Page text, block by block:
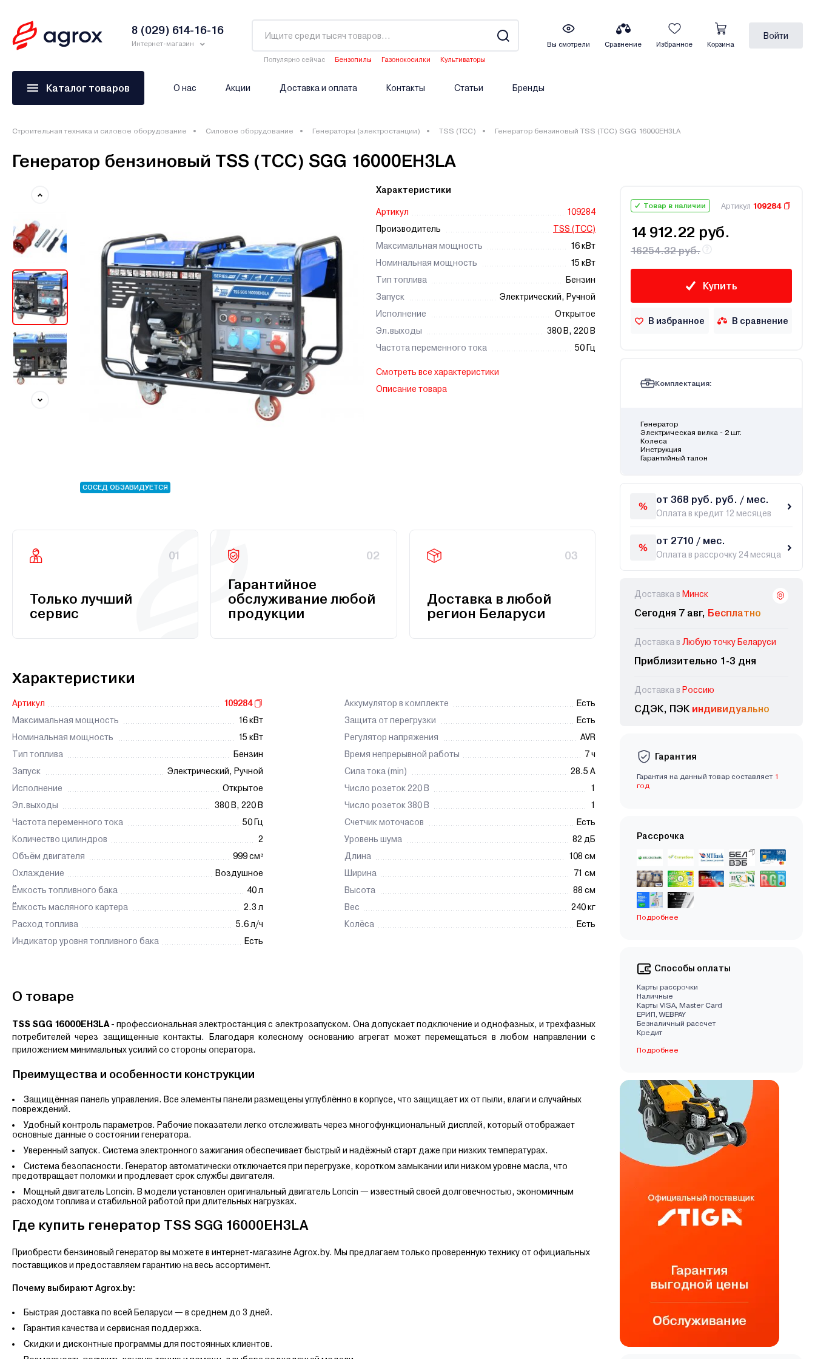
8 (029) 614-16-16
Интернет-магазин
Популярно сейчас Бензопилы Газонокосилки
Культиваторы
Вы смотрели Сравнение Избранное Корзина
Войти
Каталог товаров О нас Акции Доставка и оплата Контакты Статьи Бренды
Строительная техника и силовое оборудование Силовое оборудование Генераторы (электростанции) TSS (ТСС) Генератор бензиновый TSS (TCC) SGG 16000EH3LA
Генератор бензиновый TSS (TCC) SGG 16000EH3LA
СОСЕД ОБЗАВИДУЕТСЯ
Характеристики
Артикул
109284
Производитель
TSS (ТСС)
Максимальная мощность
16 кВт
Номинальная мощность
15 кВт
Тип топлива
Бензин
Запуск
Электрический, Ручной
Исполнение
Открытое
Эл.выходы
380 В, 220 В
Частота переменного тока
50 Гц
Смотреть все характеристики
Описание товара
01
Только лучший
сервис
02
Гарантийное
обслуживание любой
продукции
03
Доставка в любой
регион Беларуси
Характеристики
Артикул
109284
Максимальная мощность
16 кВт
Номинальная мощность
15 кВт
Тип топлива
Бензин
Запуск
Электрический, Ручной
Исполнение
Открытое
Эл.выходы
380 В, 220 В
Частота переменного тока
50 Гц
Количество цилиндров
2
Объём двигателя
999 см³
Охлаждение
Воздушное
Ёмкость топливного бака
40 л
Ёмкость масляного картера
2.3 л
Расход топлива
5.6 л/ч
Индикатор уровня топливного бака
Есть
Аккумулятор в комплекте
Есть
Защита от перегрузки
Есть
Регулятор напряжения
AVR
Время непрерывной работы
7 ч
Сила тока (min)
28.5 А
Число розеток 220 В
1
Число розеток 380 В
1
Счетчик моточасов
Есть
Уровень шума
82 дБ
Длина
108 см
Ширина
71 см
Высота
88 см
Вес
240 кг
Колёса
Есть
О товаре
TSS SGG 16000EH3LA - профессиональная электростанция с электрозапуском. Она допускает подключение и однофазных, и трехфазных
потребителей через защищенные контакты. Благодаря колесному основанию агрегат может перемещаться в любом направлении с
приложением минимальных усилий со стороны оператора.
Преимущества и особенности конструкции
Защищённая панель управления. Все элементы панели размещены углублённо в корпусе, что защищает их от пыли, влаги и случайных
повреждений.
Удобный контроль параметров. Рабочие показатели легко отслеживать через многофункциональный дисплей, который отображает
основные данные о состоянии генератора.
Уверенный запуск. Система электронного зажигания обеспечивает быстрый и надёжный старт даже при низких температурах.
Система безопасности. Генератор автоматически отключается при перегрузке, коротком замыкании или низком уровне масла, что
предотвращает поломки и продлевает срок службы двигателя.
Мощный двигатель Loncin. В модели установлен оригинальный двигатель Loncin — известный своей долговечностью, экономичным
расходом топлива и стабильной работой при длительных нагрузках.
Где купить генератор TSS SGG 16000EH3LA
Приобрести бензиновый генератор вы можете в интернет-магазине Agrox.by. Мы предлагаем только проверенную технику от официальных
поставщиков и предоставляем гарантию на весь ассортимент.
Почему выбирают Agrox.by:
Быстрая доставка по всей Беларуси — в среднем до 3 дней.
Гарантия качества и сервисная поддержка.
Скидки и дисконтные программы для постоянных клиентов.
Товар в наличии Артикул 109284
14 912.22 руб.
16254.32 руб.
Купить
В избранное В сравнение
Комплектация:
Генератор
Электрическая вилка - 2 шт.
Колеса
Инструкция
Гарантийный талон
от 368 руб. руб. / мес.
Оплата в кредит 12 месяцев
от 2710 / мес.
Оплата в рассрочку 24 месяца
Доставка в Минск
Сегодня 7 авг, Бесплатно
Доставка в Любую точку Беларуси
Приблизительно 1-3 дня
Доставка в Россию
СДЭК, ПЭК индивидуально
Гарантия
Гарантия на данный товар составляет 1
год
Рассрочка
Подробнее
Способы оплаты
Карты рассрочки
Наличные
Карты VISA, Master Card
EРИП, WEBPAY
Безналичный рассчет
Кредит
Подробнее